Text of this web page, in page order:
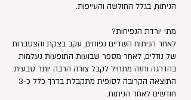
הניתוח, בגלל החולשה והעייפות.
מתי יורדת הנפיחות?
לאחר הניתוח השדיים נפוחים, עקב בצקת והצטברות
של נוזלים, לאחר מספר שבועות התופעות נעלמות
בהדרגה וחזה מתחיל לקבל צורה הרבה יותר טבעית.
התוצאה הקרובה לסופית מתקבלת בדרך כלל כ-3
חודשים לאחר הניתוח.